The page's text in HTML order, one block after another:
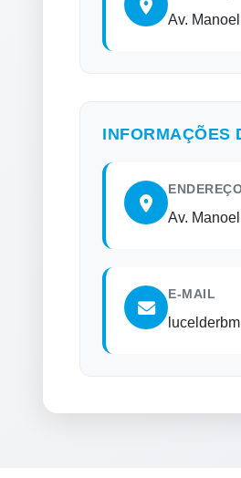
Av.
INFORMAÇÕES
Av.
E-MAIL